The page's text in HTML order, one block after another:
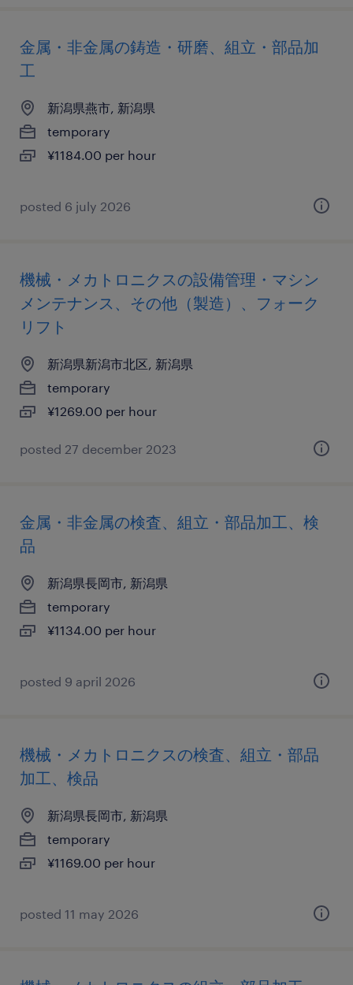
金属・非金属の鋳造・研磨、組立・部品加
工
新潟県燕市, 新潟県
temporary
¥1184.00 per hour
posted 6 july 2026
機械・メカトロニクスの設備管理・マシン
メンテナンス、その他（製造）、フォーク
リフト
新潟県新潟市北区, 新潟県
temporary
¥1269.00 per hour
posted 27 december 2023
金属・非金属の検査、組立・部品加工、検
品
新潟県長岡市, 新潟県
temporary
¥1134.00 per hour
posted 9 april 2026
機械・メカトロニクスの検査、組立・部品
加工、検品
新潟県長岡市, 新潟県
temporary
¥1169.00 per hour
posted 11 may 2026